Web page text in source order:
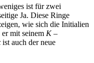
ist für zwei
Ja. Diese Ringe
wie sich die Initialien
er mit seinem K–
ist auch der neue